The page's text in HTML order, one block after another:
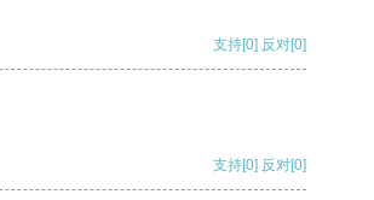
支持[0] 反对[0]
支持[0] 反对[0]